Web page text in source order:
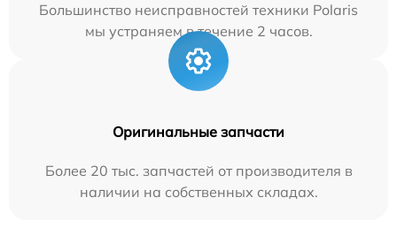
Большинство неисправностей техники Polaris
мы устраняем в течение 2 часов.
Оригинальные запчасти
Более 20 тыс. запчастей от производителя в
наличии на собственных складах.